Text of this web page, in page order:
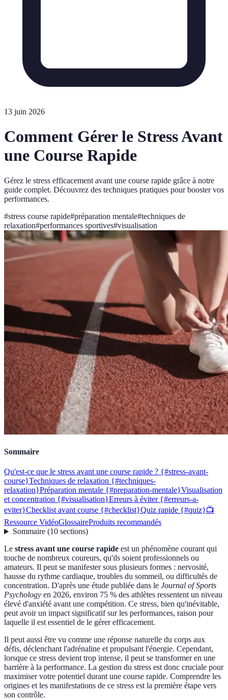
13 juin 2026
Comment Gérer le Stress Avant
une Course Rapide
Gérez le stress efficacement avant une course rapide grâce à notre
guide complet. Découvrez des techniques pratiques pour booster vos
performances.
#stress course rapide#préparation mentale#techniques de
relaxation#performances sportives#visualisation
Sommaire
Qu'est-ce que le stress avant une course rapide ? {#stress-avant-
course}Techniques de relaxation {#techniques-
relaxation}Préparation mentale {#preparation-mentale}Visualisation
et concentration {#visualisation}Erreurs à éviter {#erreurs-a-
eviter}Checklist avant course {#checklist}Quiz rapide {#quiz}📺
Ressource VidéoGlossaireProduits recommandés
Sommaire(10 sections)
Le stress avant une course rapide est un phénomène courant qui
touche de nombreux coureurs, qu'ils soient professionnels ou
amateurs. Il peut se manifester sous plusieurs formes : nervosité,
hausse du rythme cardiaque, troubles du sommeil, ou difficultés de
concentration. D'après une étude publiée dans le Journal of Sports
Psychology en 2026, environ 75 % des athlètes ressentent un niveau
élevé d'anxiété avant une compétition. Ce stress, bien qu'inévitable,
peut avoir un impact significatif sur les performances, raison pour
laquelle il est essentiel de le gérer efficacement.
Il peut aussi être vu comme une réponse naturelle du corps aux
défis, déclenchant l'adrénaline et propulsant l'énergie. Cependant,
lorsque ce stress devient trop intense, il peut se transformer en une
barrière à la performance. La gestion du stress est donc cruciale pour
maximiser votre potentiel durant une course rapide. Comprendre les
origines et les manifestations de ce stress est la première étape vers
son contrôle.